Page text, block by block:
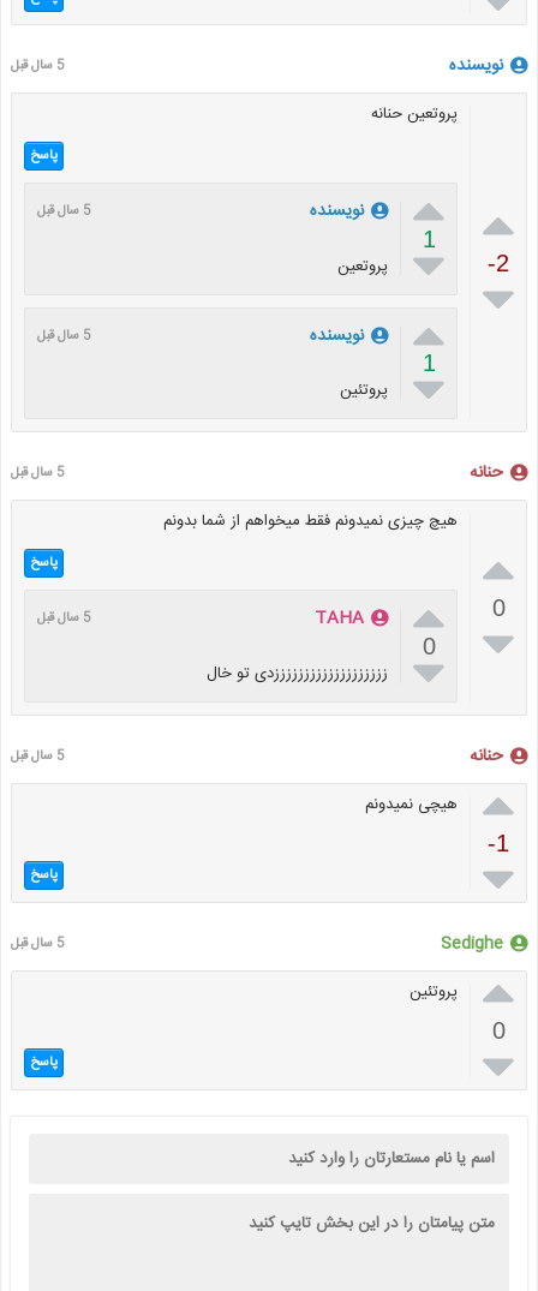
نویسنده 5 سال قبل

-2

پروتعین حنانه
پاسخ

1

نویسنده 5 سال قبل
پروتعین

1

نویسنده 5 سال قبل
پروتئین
حنانه 5 سال قبل

0

هیچ چیزی نمیدونم فقط میخواهم از شما بدونم
پاسخ

0

TAHA 5 سال قبل
زززززززززززززززززززدی تو خال
حنانه 5 سال قبل

-1

هیچی نمیدونم
پاسخ
Sedighe 5 سال قبل

0

پروتئین
پاسخ